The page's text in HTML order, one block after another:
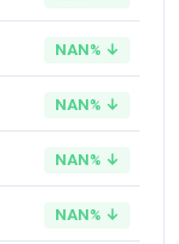
NAN% ↓
NAN% ↓
NAN% ↓
NAN% ↓